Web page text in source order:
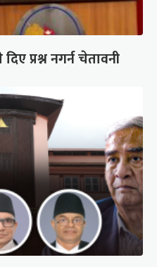
प्रश्न नगर्न चेतावनी